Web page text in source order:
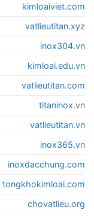
kimloaiviet.com
vatlieutitan.xyz
inox304.vn
kimloai.edu.vn
vatlieutitan.com
titaninox.vn
vatlieutitan.vn
inox365.vn
inoxdacchung.com
tongkhokimloai.com
chovatlieu.org